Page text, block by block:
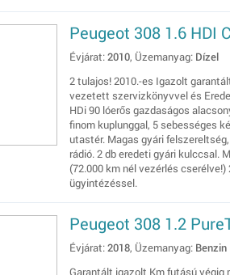
Peugeot 308 1.6 HDI
Évjárat:2010, Üzemanyag: Dízel
2 tulajos! 2010.-es Igazolt
vezetett szervizkönyvvel és
HDi 90 lóerős gazdaságos
finom kuplunggal, 5 sebességes
utastér. Magas gyári
rádió. 2 db eredeti gyári kulccsal.
(72.000 km nél vezérlés
ügyintézéssel.
Peugeot 308 1.2
Évjárat:2018, Üzemanyag: Benzin
Garantált igazolt Km futású